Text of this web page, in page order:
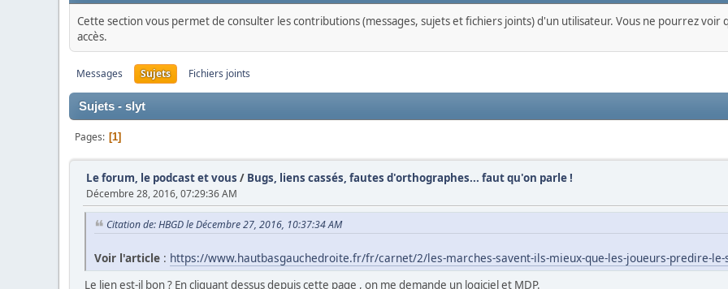
Cette section vous permet de consulter les contributions (messages, sujets et fichiers joints) d'un utilisateur. Vous ne pourrez voir
accès.
Messages Sujets Fichiers joints
Sujets - slyt
Pages 1
Le forum, le podcast et vous / Bugs, liens cassés, fautes d'orthographes... faut qu'on parle !
Décembre 28, 2016, 07:29:36 AM
Citation de: HBGD le Décembre 27, 2016, 10:37:34 AM
Voir l'article : https://www.hautbasgauchedroite.fr/fr/carnet/2/les-marches-savent-ils-mieux-que-les-joueurs-predire-le-
Le lien est-il bon ? En cliquant dessus depuis cette page , on me demande un logiciel et MDP.